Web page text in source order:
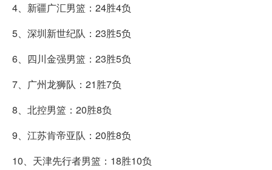
4、新疆广汇男篮：24胜4负
5、深圳新世纪队：23胜5负
6、四川金强男篮：23胜5负
7、广州龙狮队：21胜7负
8、北控男篮：20胜8负
9、江苏肯帝亚队：20胜8负
10、天津先行者男篮：18胜10负